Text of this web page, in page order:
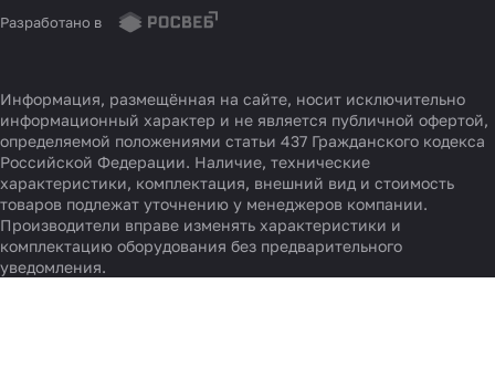
Разработано в
Информация, размещённая на сайте, носит исключительно
информационный характер и не является публичной офертой,
определяемой положениями статьи 437 Гражданского кодекса
Российской Федерации. Наличие, технические
характеристики, комплектация, внешний вид и стоимость
товаров подлежат уточнению у менеджеров компании.
Производители вправе изменять характеристики и
комплектацию оборудования без предварительного
уведомления.